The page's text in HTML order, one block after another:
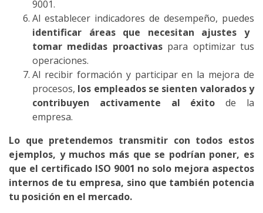
9001.
Al establecer indicadores de desempeño, puedes
identificar áreas que necesitan ajustes y
tomar medidas proactivaspara optimizar tus
operaciones.
Al recibir formación y participar en la mejora de
procesos, los empleados se sienten valorados y
contribuyen activamente al éxito de la
empresa.
Lo que pretendemos transmitir con todos estos
ejemplos, y muchos más que se podrían poner, es
que el certificado ISO 9001 no solo mejora aspectos
internos de tu empresa, sino que también potencia
tu posición en el mercado.